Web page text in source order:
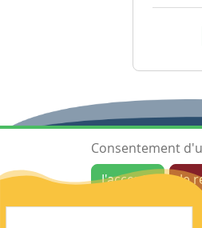
Ressources
Les ressources
Consentement
J'accepte
Je
garantir de